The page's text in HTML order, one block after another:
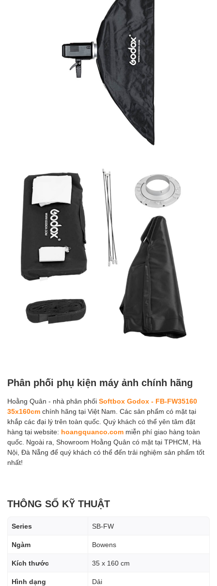
Phân phối phụ kiện máy ảnh chính hãng
Hoằng Quân - nhà phân phối Softbox Godox - FB-FW35160
35x160cm chính hãng tại Việt Nam. Các sản phẩm có mặt tại
khắp các đại lý trên toàn quốc. Quý khách có thể yên tâm đặt
hàng tại website: hoangquanco.com miễn phí giao hàng toàn
quốc. Ngoài ra, Showroom Hoằng Quân có mặt tại TPHCM, Hà
Nội, Đà Nẵng để quý khách có thể đến trải nghiệm sản phẩm tốt
nhất!
THÔNG SỐ KỸ THUẬT
Series SB-FW
Ngàm Bowens
Kích thước 35 x 160 cm
Hình dạng Dải